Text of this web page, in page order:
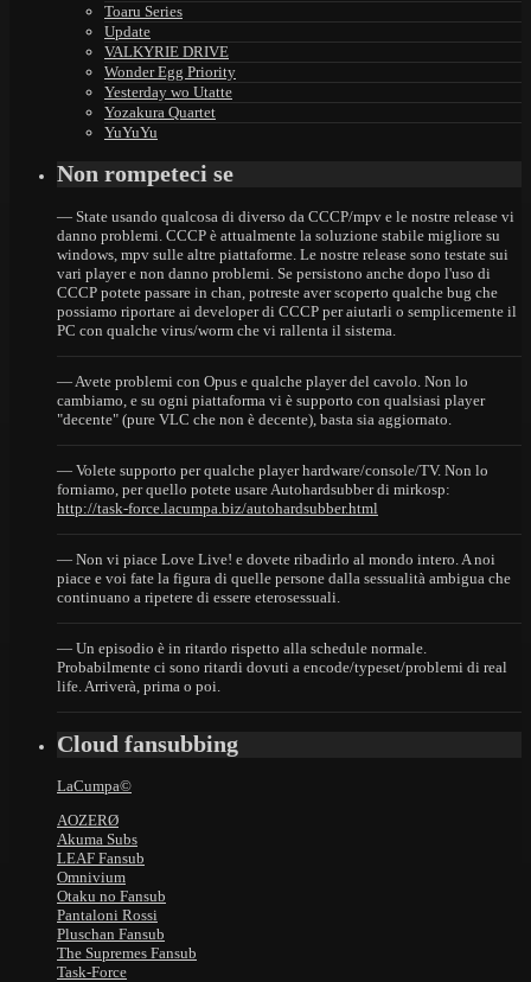
Toaru Series
Update
VALKYRIE DRIVE
Wonder Egg Priority
Yesterday wo Utatte
Yozakura Quartet
YuYuYu
Non rompeteci se
— State usando qualcosa di diverso da CCCP/mpv e le nostre release vi
danno problemi. CCCP è attualmente la soluzione stabile migliore su
windows, mpv sulle altre piattaforme. Le nostre release sono testate sui
vari player e non danno problemi. Se persistono anche dopo l'uso di
CCCP potete passare in chan, potreste aver scoperto qualche bug che
possiamo riportare ai developer di CCCP per aiutarli o semplicemente il
PC con qualche virus/worm che vi rallenta il sistema.
— Avete problemi con Opus e qualche player del cavolo. Non lo
cambiamo, e su ogni piattaforma vi è supporto con qualsiasi player
"decente" (pure VLC che non è decente), basta sia aggiornato.
— Volete supporto per qualche player hardware/console/TV. Non lo
forniamo, per quello potete usare Autohardsubber di mirkosp:
http://task-force.lacumpa.biz/autohardsubber.html
— Non vi piace Love Live! e dovete ribadirlo al mondo intero. A noi
piace e voi fate la figura di quelle persone dalla sessualità ambigua che
continuano a ripetere di essere eterosessuali.
— Un episodio è in ritardo rispetto alla schedule normale.
Probabilmente ci sono ritardi dovuti a encode/typeset/problemi di real
life. Arriverà, prima o poi.
Cloud fansubbing
LaCumpa©
AOZERØ
Akuma Subs
LEAF Fansub
Omnivium
Otaku no Fansub
Pantaloni Rossi
Pluschan Fansub
The Supremes Fansub
Task-Force